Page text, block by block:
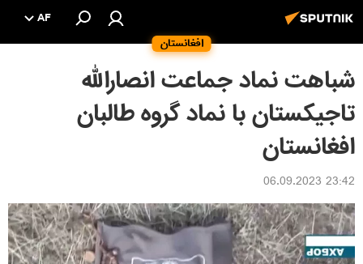
افغانستان
AF
شباهت نماد جماعت انصارالله
تاجیکستان با نماد گروه طالبان
افغانستان
23:42 06.09.2023